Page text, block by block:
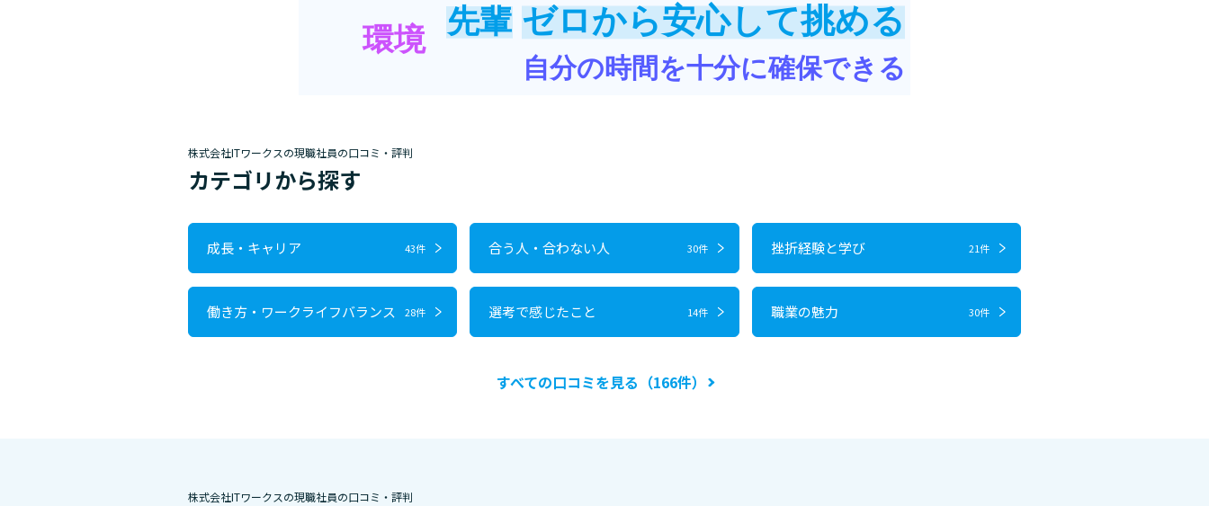
ゼロから安心して挑める
先輩
環境
自分の時間を十分に確保できる
株式会社ITワークスの現職社員の口コミ・評判
カテゴリから探す
成長・キャリア 43件 合う人・合わない人 30件 挫折経験と学び 21件
働き方・ワークライフバランス 28件 選考で感じたこと 14件 職業の魅力 30件
すべての口コミを見る（166件）
株式会社ITワークスの現職社員の口コミ・評判